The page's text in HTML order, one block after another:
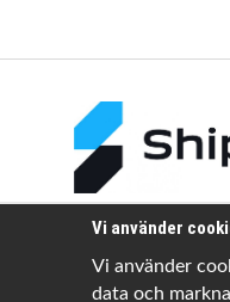
Vi använder
Vi använder
data och